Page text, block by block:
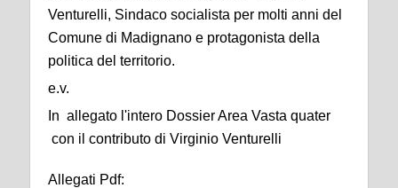
Venturelli, Sindaco socialista per molti anni del
Comune di Madignano e protagonista della
politica del territorio.
e.v.
In allegato l'intero Dossier Area Vasta quater
con il contributo di Virginio Venturelli
Allegati Pdf: